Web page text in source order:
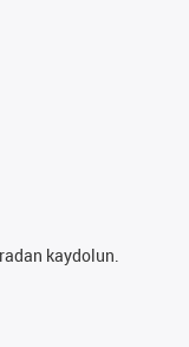
kaydolun.